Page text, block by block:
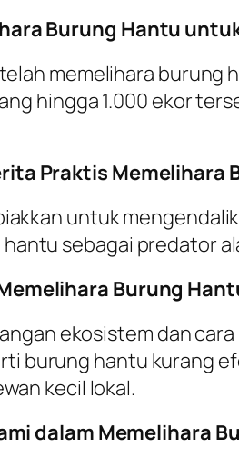
Burung Hantu
memelihara burung
hingga 1.000 ekor
Praktis Memelihara
untuk
sebagai predator
Burung
ekosistem dan
burung hantu kurang
kecil lokal.
dalam Memelihara